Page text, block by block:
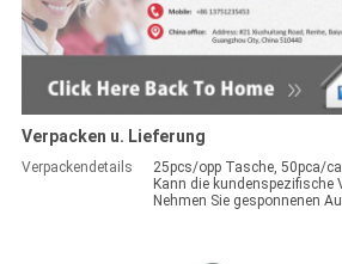
Verpacken u. Lieferung
Verpackendetails
25pcs/opp Tasche, 50pca/
Kann die kundenspezifische
Nehmen Sie gesponnenen Aufkleber/